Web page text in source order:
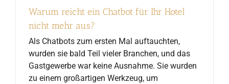
Warum reicht ein Chatbot für Ihr Hotel
nicht mehr aus?
Als Chatbots zum ersten Mal auftauchten,
wurden sie bald Teil vieler Branchen, und das
Gastgewerbe war keine Ausnahme. Sie wurden
zu einem großartigen Werkzeug, um